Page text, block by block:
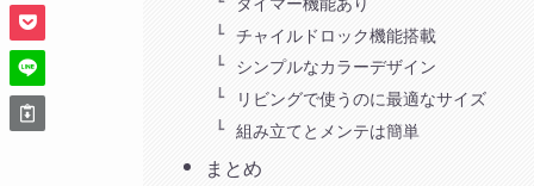
チャイルドロック機能搭載
シンプルなカラーデザイン
リビングで使うのに最適なサイズ
組み立てとメンテは簡単
まとめ